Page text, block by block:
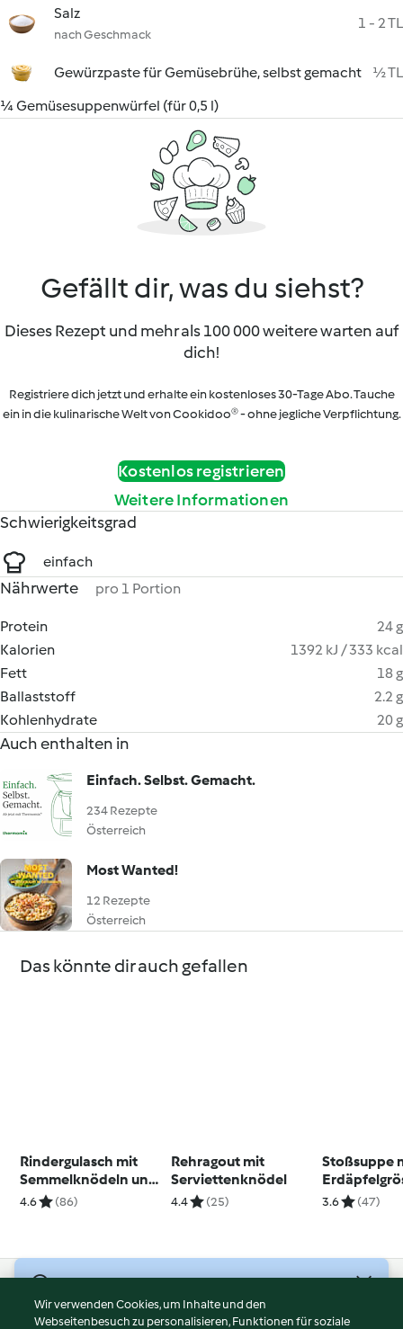
Salz
nach Geschmack
1 - 2 TL
Gewürzpaste für Gemüsebrühe, selbst gemacht
½ TL
¼ Gemüsesuppenwürfel (für 0,5 l)
Gefällt dir, was du siehst?
Dieses Rezept und mehr als 100 000 weitere warten auf
dich!
Registriere dich jetzt und erhalte ein kostenloses 30-Tage Abo. Tauche
ein in die kulinarische Welt von Cookidoo® - ohne jegliche Verpflichtung.
Kostenlos registrieren
Weitere Informationen
Schwierigkeitsgrad
einfach
Nährwerte pro 1 Portion
Protein
24 g
Kalorien
1392 kJ / 333 kcal
Fett
18 g
Ballaststoff
2.2 g
Kohlenhydrate
20 g
Auch enthalten in
Einfach. Selbst. Gemacht.
234 Rezepte
Österreich
Most Wanted!
12 Rezepte
Österreich
Das könnte dir auch gefallen
Rindergulasch mit
Semmelknödeln und
Rotkraut
4.6 (86)
Rehragout mit
Serviettenknödel
4.4 (25)
Stoßsuppe
3.6 (47)
Nutzungsbedingungen
Wir verwenden Cookies, um Inhalte und den
Webseitenbesuch zu personalisieren, Funktionen für soziale